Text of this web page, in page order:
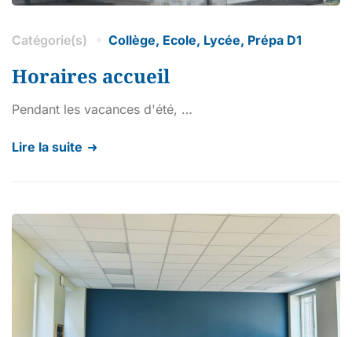
Catégorie(s) Collège, Ecole, Lycée, Prépa D1
Horaires accueil
Pendant les vacances d'été, …
Lire la suite